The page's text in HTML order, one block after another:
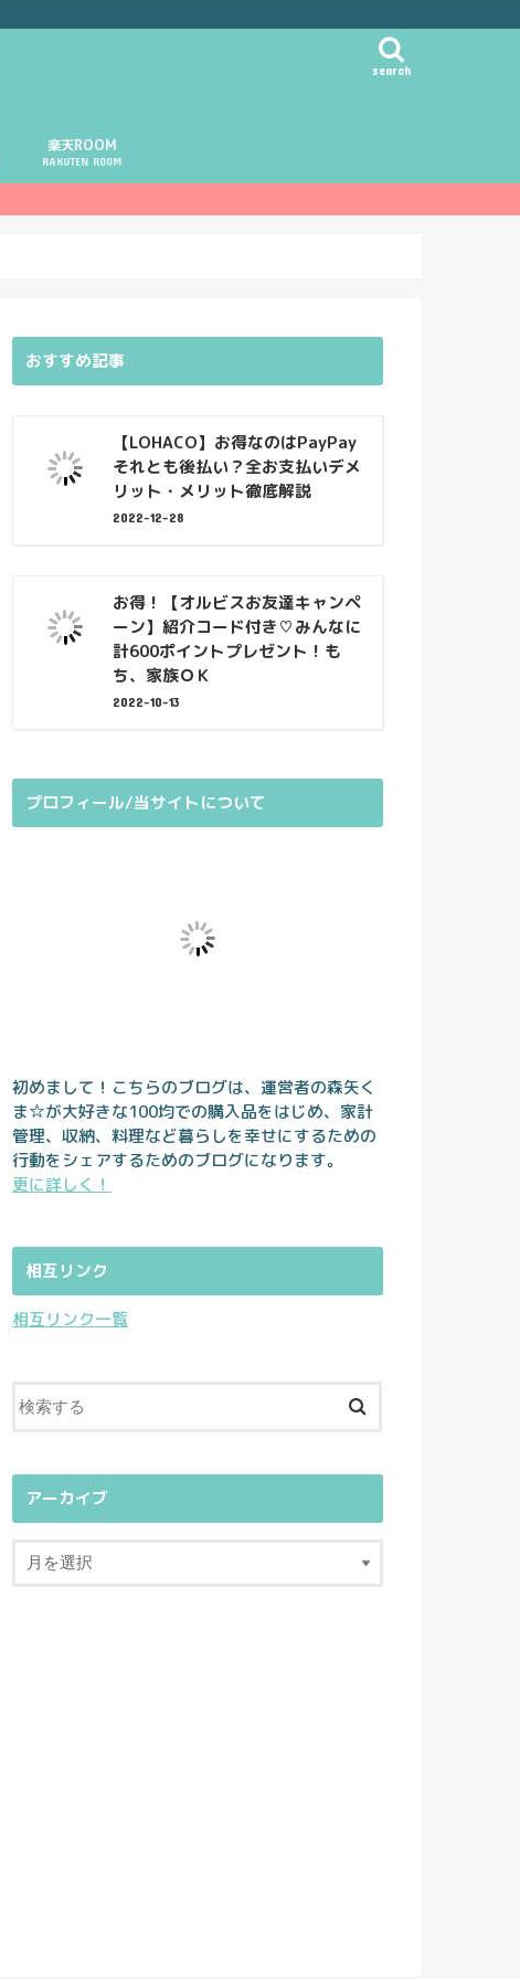
search
楽天ROOM
RAKUTEN ROOM
おすすめ記事
【LOHACO】お得なのはPayPay
それとも後払い？全お支払いデメ
リット・メリット徹底解説
2022-12-28
お得！【オルビスお友達キャンペ
ーン】紹介コード付き♡みんなに
計600ポイントプレゼント！も
ち、家族ＯＫ
2022-10-13
プロフィール/当サイトについて
初めまして！こちらのブログは、運営者の森矢く
ま☆が大好きな100均での購入品をはじめ、家計
管理、収納、料理など暮らしを幸せにするための
行動をシェアするためのブログになります。
更に詳しく！
相互リンク
相互リンク一覧
アーカイブ